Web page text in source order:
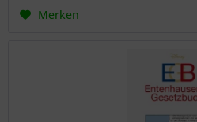
Merken